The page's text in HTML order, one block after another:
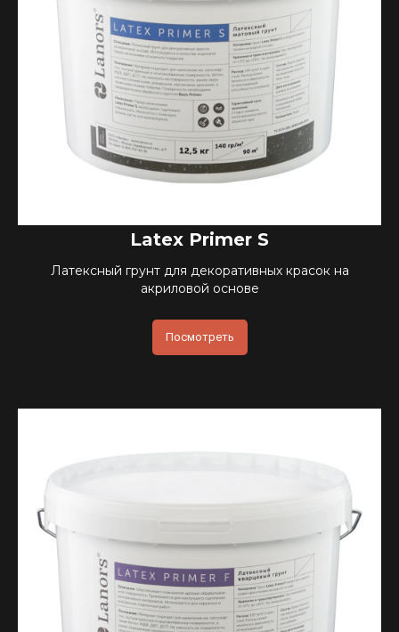
Latex Primer S
Латексный грунт для декоративных красок на
акриловой основе
Посмотреть